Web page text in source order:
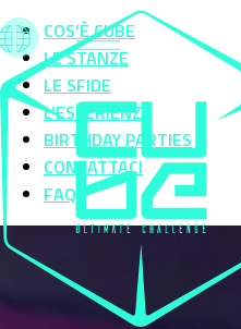
COS’È CUBE
LE STANZE
LE SFIDE
L’ESPERIENZA
BIRTHDAY PARTIES
CONTATTACI
FAQS